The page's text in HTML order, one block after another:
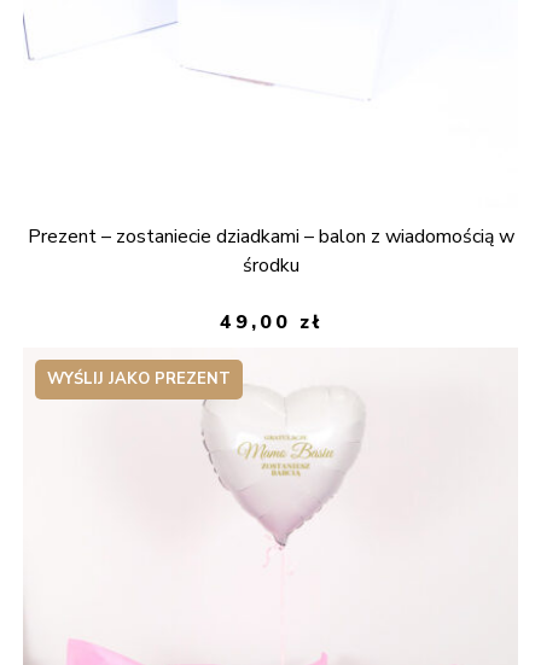
Prezent – zostaniecie dziadkami – balon z wiadomością w
środku
49,00 zł
WYŚLIJ JAKO PREZENT